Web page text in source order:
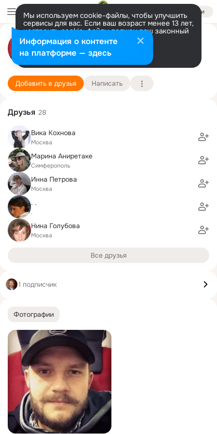
Войти
Мы используем cookie-файлы, чтобы улучшить
сервисы для вас. Если ваш возраст менее 13 лет,
настроить cookie-файлы должен ваш законный
представитель. Больше информации
Разрешить все Настроить
Валентин Казаков
Москва 17 ноября (41 год)
Подробнее
Добавить в друзья Написать
Фотографии
Друзья 28
Вика Кохнова
Москва
Марина Аниретаке
Симферополь
Инна Петрова
Москва
. .
.
Нина Голубова
Москва
Все друзья
1 подписчик
Информация о контенте
на платформе — здесь